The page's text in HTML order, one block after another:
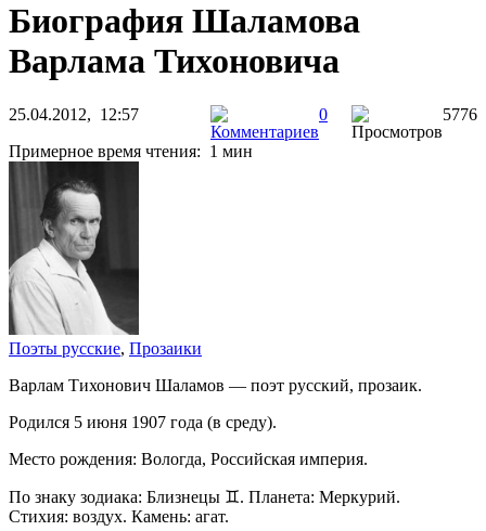
Биография Шаламова
Варлама Тихоновича
25.04.2012, 12:57 0
5776
Примерное время чтения: 1 мин
Поэты русские, Прозаики
Варлам Тихонович Шаламов — поэт русский, прозаик.
Родился 5 июня 1907 года (в среду).
Место рождения: Вологда, Российская империя.
По знаку зодиака: Близнецы ♊. Планета: Меркурий.
Стихия: воздух. Камень: агат.